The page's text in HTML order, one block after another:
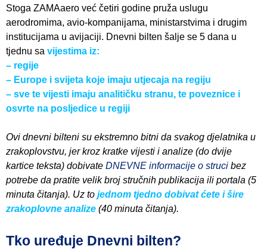
Stoga ZAMAaero već četiri godine pruža uslugu
aerodromima, avio-kompanijama, ministarstvima i drugim
institucijama u avijaciji. Dnevni bilten šalje se 5 dana u
tjednu sa vijestima iz:
– regije
– Europe i svijeta koje imaju utjecaja na regiju
– sve te vijesti imaju analitičku stranu, te poveznice i
osvrte na posljedice u regiji
Ovi dnevni bilteni su ekstremno bitni da svakog djelatnika u
zrakoplovstvu, jer kroz kratke vijesti i analize (do dvije
kartice teksta) dobivate DNEVNE informacije o struci bez
potrebe da pratite velik broj stručnih publikacija ili portala (5
minuta čitanja). Uz to jednom tjedno dobivat ćete i šire
zrakoplovne analize (40 minuta čitanja).
Tko uređuje Dnevni bilten?